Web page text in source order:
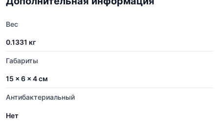
Вес
0.1331 кг
Габариты
15 × 6 × 4 см
Антибактериальный
Нет